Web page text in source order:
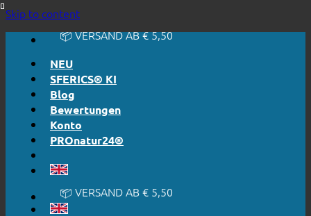
Skip to content🔆 EHRLICH. TRANSPARENT.
📦 VERSAND AB € 5,50
NEU
SFERICS® KI
Blog
Bewertungen
Konto
PROnatur24®
🔆 EINFACH. FUNKTIONIERT.
🔆 EHRLICH. TRANSPARENT.
🔖 KAUF AUF RECHNUNG